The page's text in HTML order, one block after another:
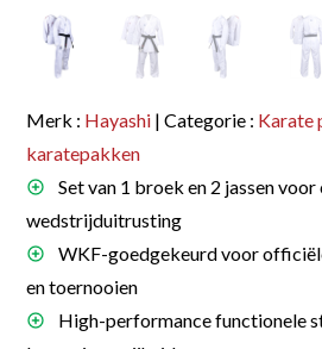
Merk : Hayashi | Categorie : Karate
karatepakken
Set van 1 broek en 2 jassen
wedstrijduitrusting
WKF-goedgekeurd voor
en toernooien
High-performance functionele